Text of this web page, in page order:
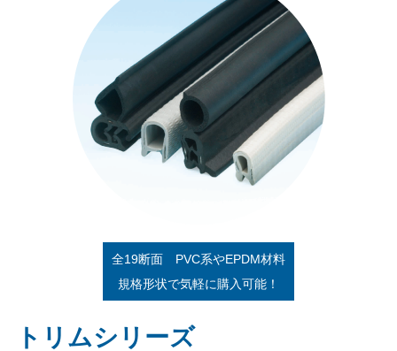
全19断面 PVC系やEPDM材料
規格形状で気軽に購入可能！
トリムシリーズ